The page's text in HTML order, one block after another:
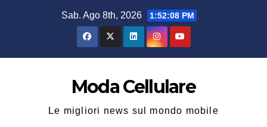
Sab. Ago 8th, 2026 1:52:10 PM
Moda Cellulare
Le migliori news sul mondo mobile